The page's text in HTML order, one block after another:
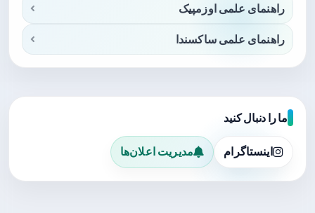
راهنمای علمی اوزمپیک
راهنمای علمی ساکسندا
ما را دنبال کنید
اینستاگرام مدیریت اعلان‌ها